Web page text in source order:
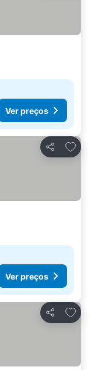
Ver preços
Partilhar
Ver preços
Partilhar